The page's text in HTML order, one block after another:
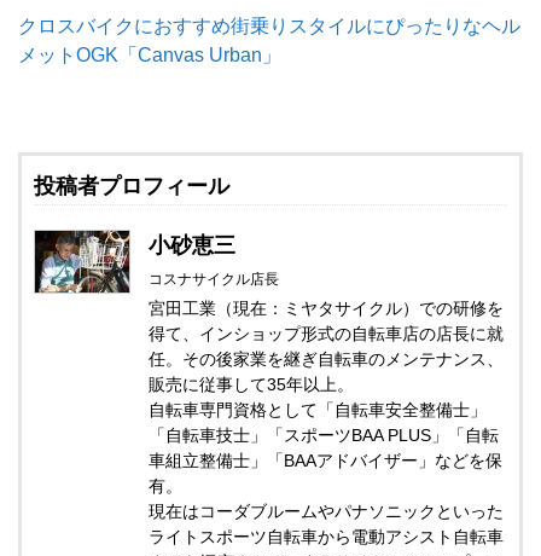
クロスバイクにおすすめ街乗りスタイルにぴったりなヘル
メットOGK「Canvas Urban」
投稿者プロフィール
小砂恵三
コスナサイクル店長
宮田工業（現在：ミヤタサイクル）での研修を
得て、インショップ形式の自転車店の店長に就
任。その後家業を継ぎ自転車のメンテナンス、
販売に従事して35年以上。
自転車専門資格として「自転車安全整備士」
「自転車技士」「スポーツBAA PLUS」「自転
車組立整備士」「BAAアドバイザー」などを保
有。
現在はコーダブルームやパナソニックといった
ライトスポーツ自転車から電動アシスト自転車